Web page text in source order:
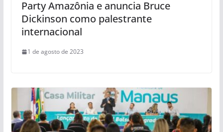
Party Amazônia e anuncia Bruce
Dickinson como palestrante
internacional
1 de agosto de 2023